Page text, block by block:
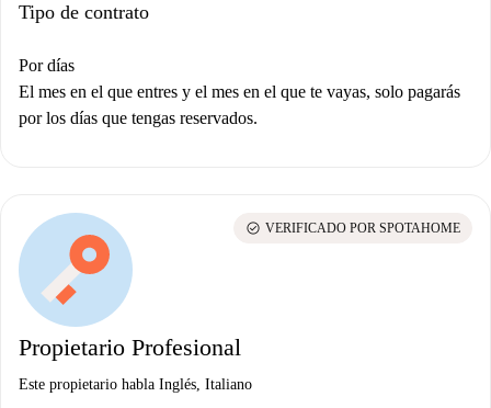
Tipo de contrato
Por días
El mes en el que entres y el mes en el que te vayas, solo pagarás
por los días que tengas reservados.
Propietario Profesional
Este propietario habla Inglés, Italiano
check_circle VERIFICADO POR SPOTAHOME